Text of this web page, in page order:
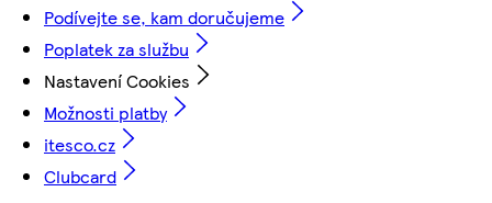
Podívejte se, kam doručujeme
Poplatek za službu
Nastavení Cookies
Možnosti platby
itesco.cz
Clubcard